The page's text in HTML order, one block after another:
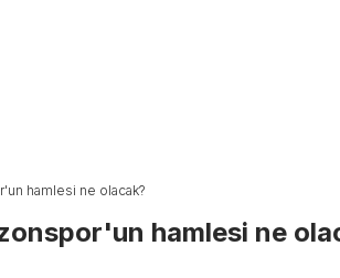
hamlesi ne olacak?
hamlesi ne